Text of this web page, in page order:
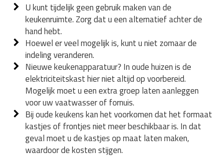
U kunt tijdelijk geen gebruik maken van de
keukenruimte. Zorg dat u een alternatief achter de
hand hebt.
Hoewel er veel mogelijk is, kunt u niet zomaar de
indeling veranderen.
Nieuwe keukenapparatuur? In oude huizen is de
elektriciteitskast hier niet altijd op voorbereid.
Mogelijk moet u een extra groep laten aanleggen
voor uw vaatwasser of fornuis.
Bij oude keukens kan het voorkomen dat het formaat
kastjes of frontjes niet meer beschikbaar is. In dat
geval moet u de kastjes op maat laten maken,
waardoor de kosten stijgen.